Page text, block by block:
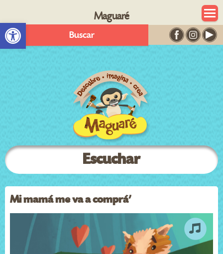
Abrir barra de herramientas
Maguaré
Buscar
Escuchar
Mi mamá me va a comprá’